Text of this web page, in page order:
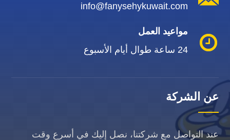
info@fanysehykuwait.com
مواعيد العمل
24 ساعة طوال أيام الأسبوع
عن الشركة
عند التواصل مع شركتنا، نصل إليك في أسرع وقت